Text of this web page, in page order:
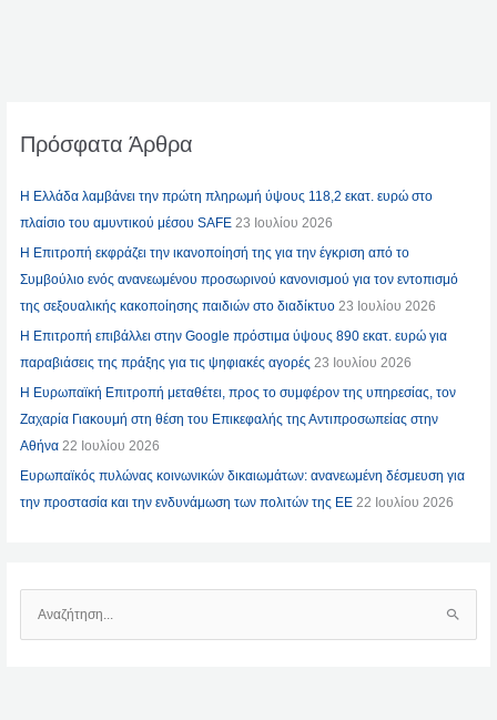
Πρόσφατα Άρθρα
Η Ελλάδα λαμβάνει την πρώτη πληρωμή ύψους 118,2 εκατ. ευρώ στο
πλαίσιο του αμυντικού μέσου SAFE 23 Ιουλίου 2026
Η Επιτροπή εκφράζει την ικανοποίησή της για την έγκριση από το
Συμβούλιο ενός ανανεωμένου προσωρινού κανονισμού για τον εντοπισμό
της σεξουαλικής κακοποίησης παιδιών στο διαδίκτυο 23 Ιουλίου 2026
Η Επιτροπή επιβάλλει στην Google πρόστιμα ύψους 890 εκατ. ευρώ για
παραβιάσεις της πράξης για τις ψηφιακές αγορές 23 Ιουλίου 2026
Η Ευρωπαϊκή Επιτροπή μεταθέτει, προς το συμφέρον της υπηρεσίας, τον
Ζαχαρία Γιακουμή στη θέση του Επικεφαλής της Αντιπροσωπείας στην
Αθήνα 22 Ιουλίου 2026
Ευρωπαϊκός πυλώνας κοινωνικών δικαιωμάτων: ανανεωμένη δέσμευση για
την προστασία και την ενδυνάμωση των πολιτών της ΕΕ 22 Ιουλίου 2026
Ν